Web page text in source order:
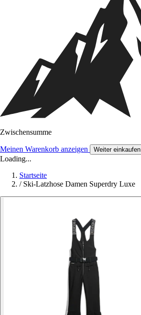
Zwischensumme
Meinen Warenkorb anzeigen Weiter einkaufen
Loading...
Startseite
/ Ski-Latzhose Damen Superdry Luxe